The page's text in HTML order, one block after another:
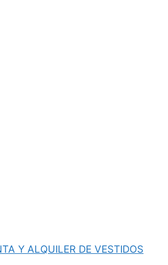
Y ALQUILER DE VESTIDOS